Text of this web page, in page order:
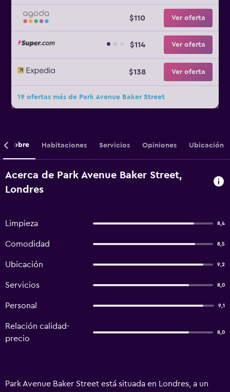
$110 Ver oferta
$114 Ver oferta
$138 Ver oferta
19 ofertas más de Park Avenue Baker Street
Sobre Habitaciones Servicios Opiniones Ubicación
Acerca de Park Avenue Baker Street,
Londres
Limpieza 8,4
Comodidad 8,5
Ubicación 9,2
Servicios 8,0
Personal 9,1
Relación calidad-
precio
8,0
Park Avenue Baker Street está situada en Londres, a un